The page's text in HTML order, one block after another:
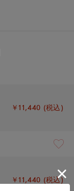
￥11,440 (税込)
￥11,440 (税込)